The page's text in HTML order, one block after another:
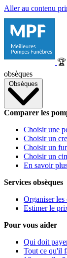
Aller au contenu
🏆
obsèques
Obsèques
Comparer les
Choisir une
Choisir un
Choisir un
Choisir un
En savoir
Services obsèques
Organiser les
Estimer le
Pour vous aider
Qui doit
Tout ce qu'il